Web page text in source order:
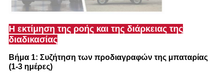
Η εκτίμηση της ροής και της διάρκειας της
διαδικασίας
Βήμα 1: Συζήτηση των προδιαγραφών της μπαταρίας
(1-3 ημέρες)